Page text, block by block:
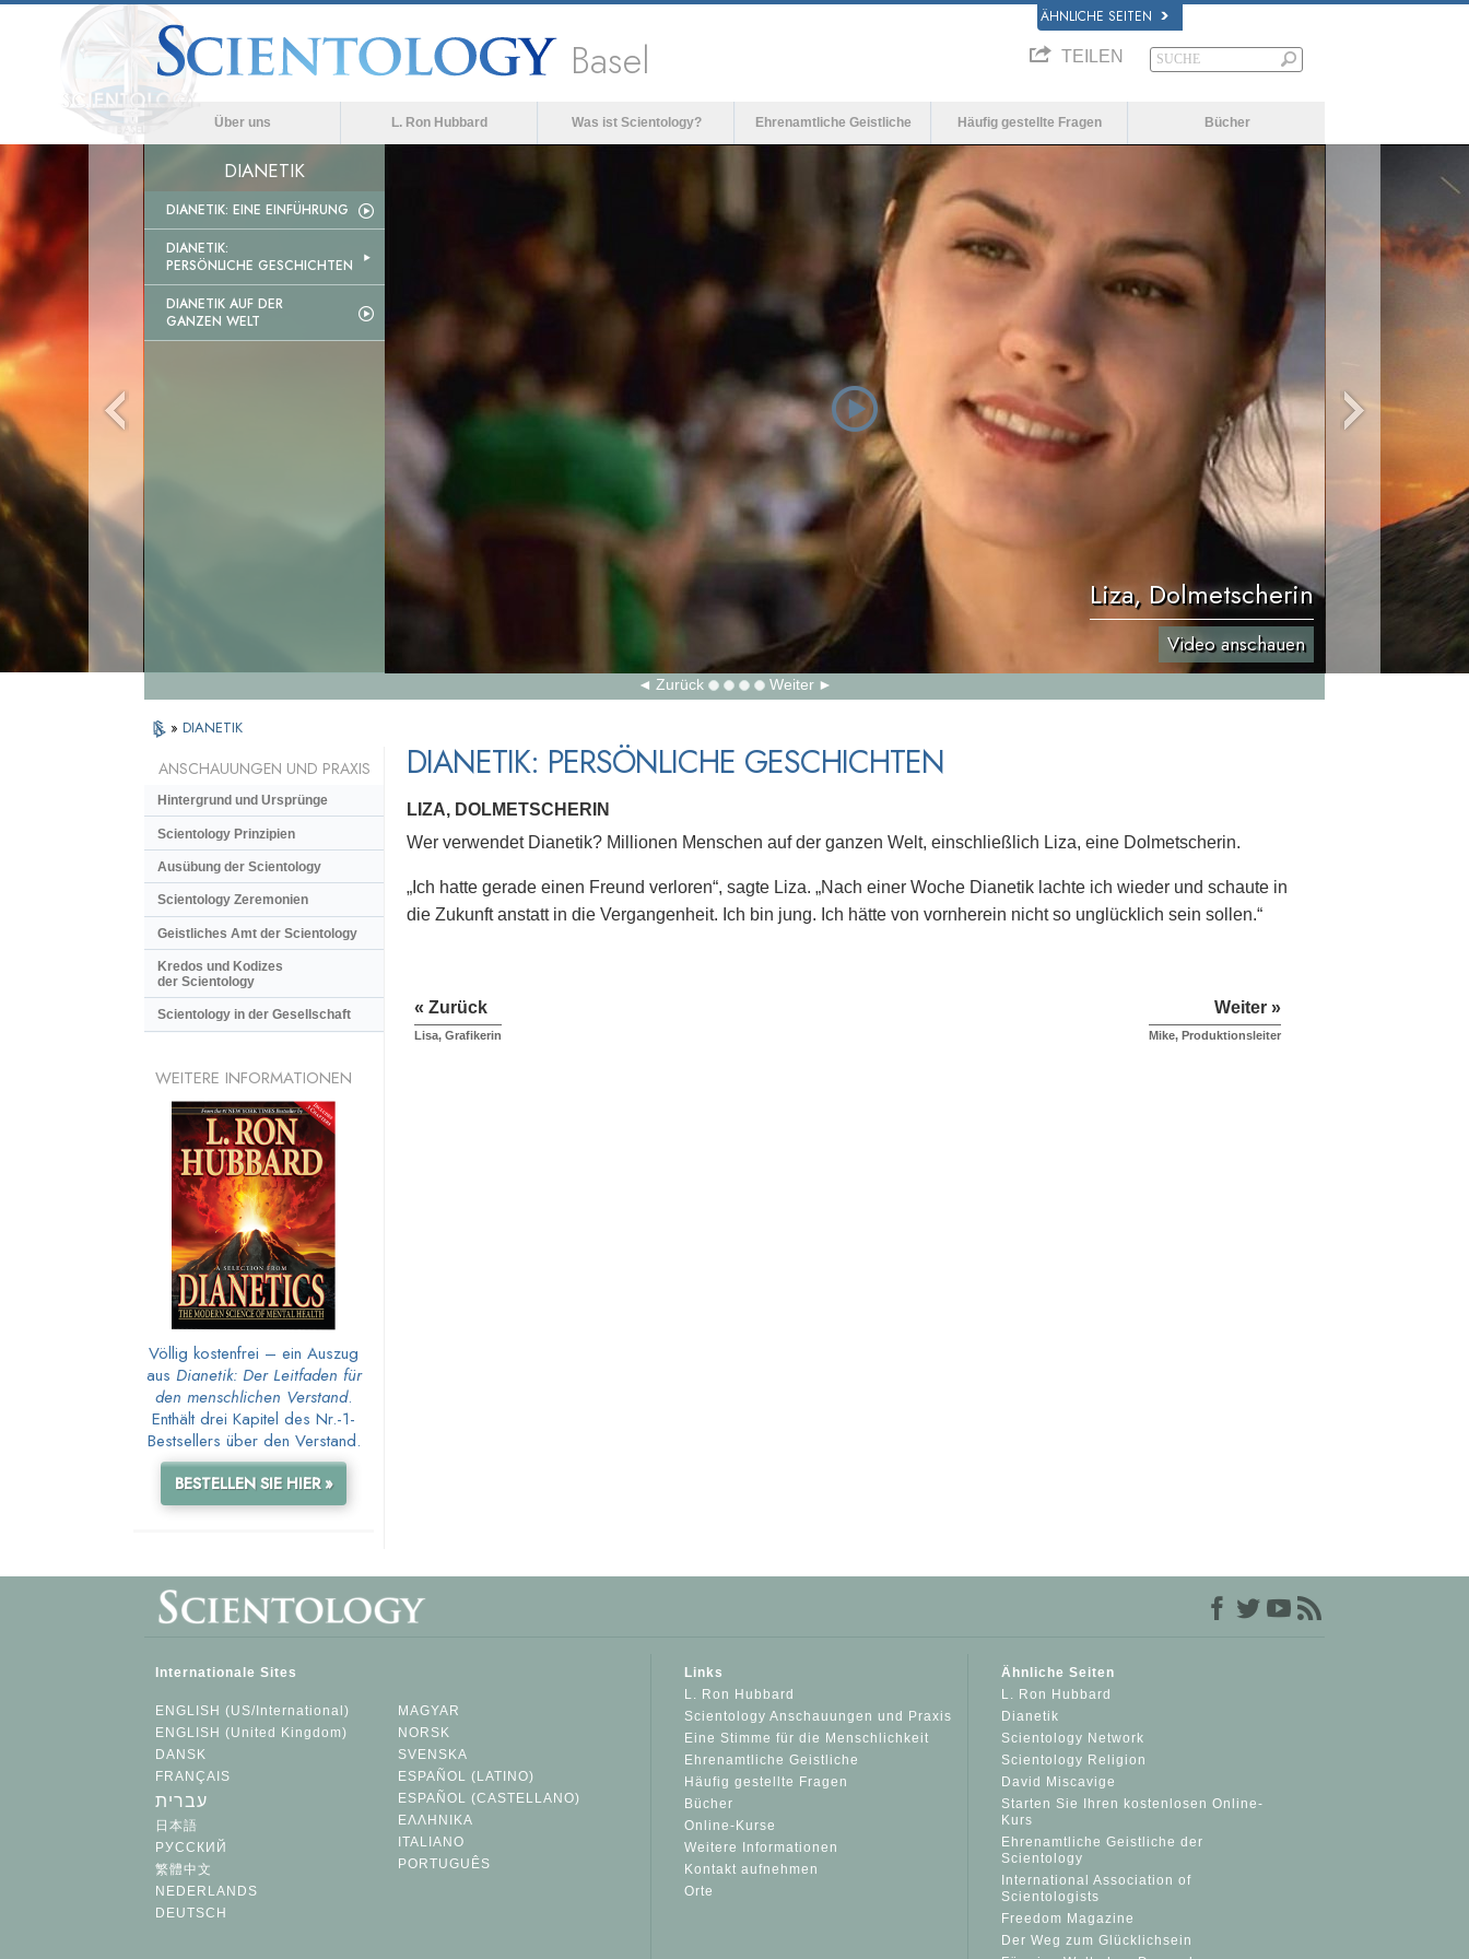
ÄHNLICHE SEITEN
Basel TEILEN
Über uns L. Ron Hubbard Was ist Scientology? Ehrenamtliche Geistliche Häufig gestellte Fragen Bücher
DIANETIK
DIANETIK: EINE EINFÜHRUNG
DIANETIK:
PERSÖNLICHE GESCHICHTEN
DIANETIK AUF DER
GANZEN WELT
Liza, Dolmetscherin
Video anschauen
Zurück Weiter
» DIANETIK
DIANETIK: PERSÖNLICHE GESCHICHTEN
LIZA, DOLMETSCHERIN
Wer verwendet Dianetik? Millionen Menschen auf der ganzen Welt, einschließlich Liza, eine Dolmetscherin.
„Ich hatte gerade einen Freund verloren“, sagte Liza. „Nach einer Woche Dianetik lachte ich wieder und schaute in
die Zukunft anstatt in die Vergangenheit. Ich bin jung. Ich hätte von vornherein nicht so unglücklich sein sollen.“
« Zurück
Lisa, Grafikerin
Weiter »
Mike, Produktionsleiter
ANSCHAUUNGEN UND PRAXIS
Hintergrund und Ursprünge
Scientology Prinzipien
Ausübung der Scientology
Scientology Zeremonien
Geistliches Amt der Scientology
Kredos und Kodizes
der Scientology
Scientology in der Gesellschaft
WEITERE INFORMATIONEN
Völlig kostenfrei – ein Auszug
aus Dianetik: Der Leitfaden für
den menschlichen Verstand.
Enthält drei Kapitel des Nr.-1-
Bestsellers über den Verstand.
BESTELLEN SIE HIER »
Internationale Sites
ENGLISH (US/International)
ENGLISH (United Kingdom)
DANSK
FRANÇAIS
עברית
日本語
РУССКИЙ
繁體中文
NEDERLANDS
DEUTSCH
MAGYAR
NORSK
SVENSKA
ESPAÑOL (LATINO)
ESPAÑOL (CASTELLANO)
ΕΛΛΗΝΙΚA
ITALIANO
PORTUGUÊS
Links
L. Ron Hubbard
Scientology Anschauungen und Praxis
Eine Stimme für die Menschlichkeit
Ehrenamtliche Geistliche
Häufig gestellte Fragen
Bücher
Online-Kurse
Weitere Informationen
Kontakt aufnehmen
Orte
Ähnliche Seiten
L. Ron Hubbard
Dianetik
Scientology Network
Scientology Religion
David Miscavige
Starten Sie Ihren kostenlosen Online-
Kurs
Ehrenamtliche Geistliche der
Scientology
International Association of
Scientologists
Freedom Magazine
Der Weg zum Glücklichsein